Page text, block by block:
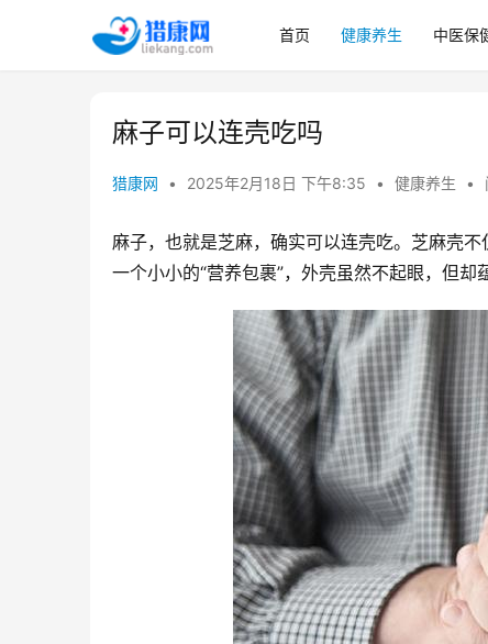
首页 健康养生 中医保
麻子可以连壳吃吗
猎康网 • 2025年2月18日 下午8:35 • 健康养生 •
麻子，也就是芝麻，确实可以连壳吃。芝麻壳
一个小小的“营养包裹”，外壳虽然不起眼，但却